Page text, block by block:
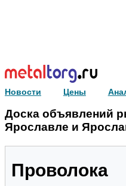
Новости Цены
Доска объявлений
Ярославле и
Проволока